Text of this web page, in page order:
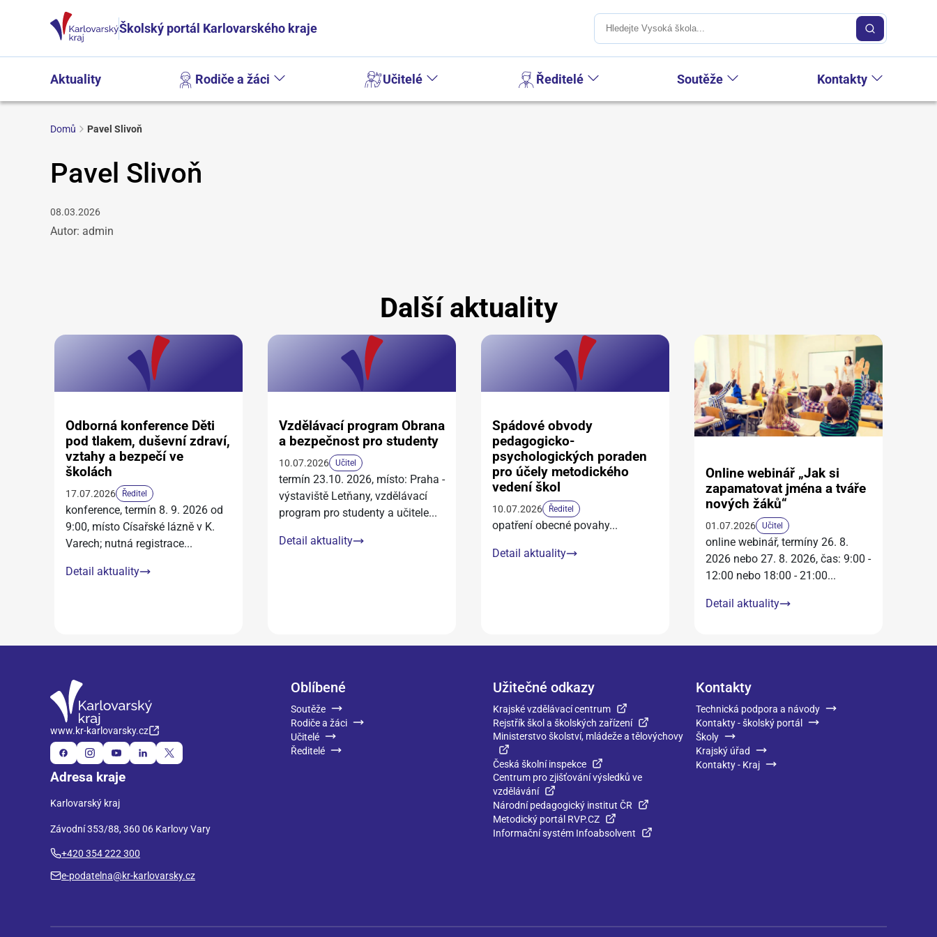
Školský portál Karlovarského kraje
Aktuality Rodiče a žáci Učitelé Ředitelé Soutěže Kontakty
Domů Pavel Slivoň
Pavel Slivoň
08.03.2026
Autor: admin
Další aktuality
Odborná konference Děti
pod tlakem, duševní zdraví,
vztahy a bezpečí ve
školách
17.07.2026 Ředitel
konference, termín 8. 9. 2026 od
9:00, místo Císařské lázně v K.
Varech; nutná registrace...
Detail aktuality
Vzdělávací program Obrana
a bezpečnost pro studenty
10.07.2026 Učitel
termín 23.10. 2026, místo: Praha -
výstaviště Letňany, vzdělávací
program pro studenty a učitele...
Detail aktuality
Spádové obvody
pedagogicko-
psychologických poraden
pro účely metodického
vedení škol
10.07.2026 Ředitel
opatření obecné povahy...
Detail aktuality
Online webinář „Jak si
zapamatovat jména a tváře
nových žáků“
01.07.2026 Učitel
online webinář, termíny 26. 8.
2026 nebo 27. 8. 2026, čas: 9:00 -
12:00 nebo 18:00 - 21:00...
Detail aktuality
www.kr-karlovarsky.cz
Adresa kraje
Karlovarský kraj
Závodní 353/88, 360 06 Karlovy Vary
+420 354 222 300
e-podatelna@kr-karlovarsky.cz
Oblíbené
Soutěže
Rodiče a žáci
Učitelé
Ředitelé
Užitečné odkazy
Krajské vzdělávací centrum
Rejstřík škol a školských zařízení
Ministerstvo školství, mládeže a tělovýchovy
Česká školní inspekce
Centrum pro zjišťování výsledků ve
vzdělávání
Národní pedagogický institut ČR
Metodický portál RVP.CZ
Informační systém Infoabsolvent
Kontakty
Technická podpora a návody
Kontakty - školský portál
Školy
Krajský úřad
Kontakty - Kraj